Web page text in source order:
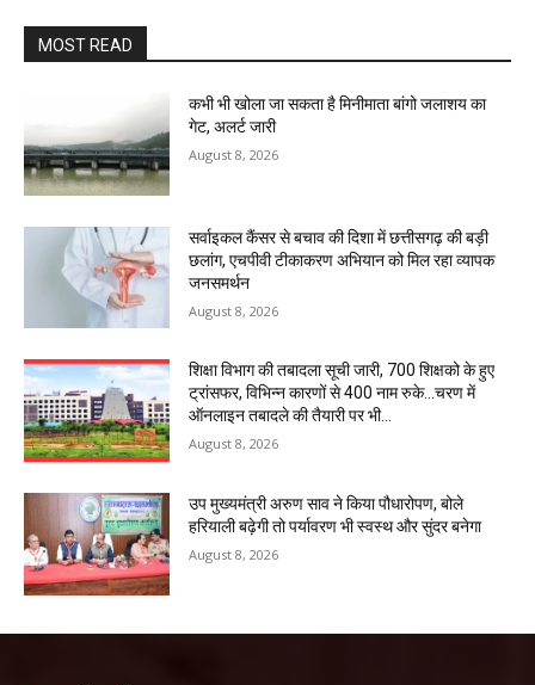
MOST READ
कभी भी खोला जा सकता है मिनीमाता बांगो जलाशय का
गेट, अलर्ट जारी
August 8, 2026
सर्वाइकल कैंसर से बचाव की दिशा में छत्तीसगढ़ की बड़ी
छलांग, एचपीवी टीकाकरण अभियान को मिल रहा व्यापक
जनसमर्थन
August 8, 2026
शिक्षा विभाग की तबादला सूची जारी, 700 शिक्षको के हुए
ट्रांसफर, विभिन्न कारणों से 400 नाम रुके…चरण में
ऑनलाइन तबादले की तैयारी पर भी...
August 8, 2026
उप मुख्यमंत्री अरुण साव ने किया पौधारोपण, बोले
हरियाली बढ़ेगी तो पर्यावरण भी स्वस्थ और सुंदर बनेगा
August 8, 2026